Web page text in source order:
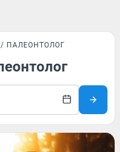
ПАЛЕОНТОЛОГ